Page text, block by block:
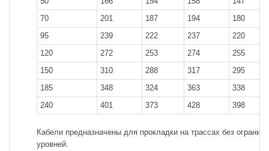
70
201 187 194
180
95
239 222 237
220
120
272 253 274
255
150
310 288 317
295
185
348 324 363
338
240
401 373 428 398
Кабели предназначены для прокладки на трассах без
уровней.